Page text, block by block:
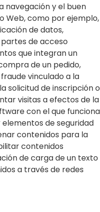
navegación y el buen
Web, como por ejemplo,
de datos,
de acceso
que integran un
de un pedido,
vinculado a la
solicitud de inscripción o
visitas a efectos de la
con el que funciona
elementos de seguridad
contenidos para la
contenidos
de carga de un texto
a través de redes